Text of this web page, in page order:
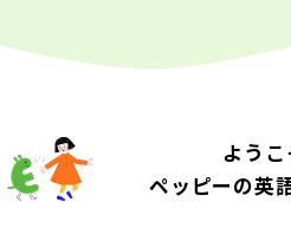
ようこ
ペッピーの英